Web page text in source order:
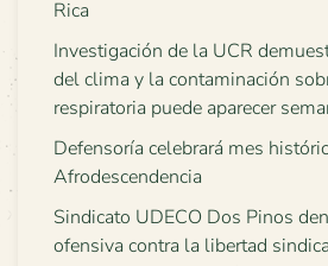
Rica
Investigación de la UCR
del clima y la contaminación
respiratoria puede aparecer
Defensoría celebrará mes
Afrodescendencia
Sindicato UDECO Dos Pinos
ofensiva contra la libertad